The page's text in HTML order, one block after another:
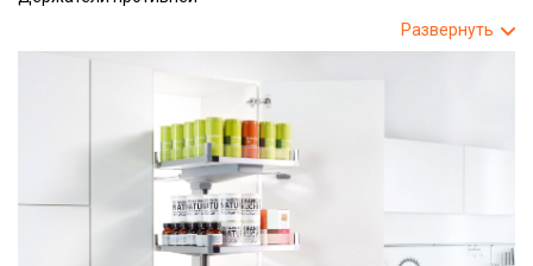
Развернуть